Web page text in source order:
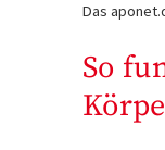
Das
So